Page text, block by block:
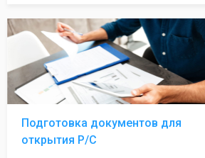
вам поможем с помощью изготовления
печати по индивидуальному эскизу, который
Вы выберете сами из нашего каталога.
Подготовка документов для
открытия Р/С